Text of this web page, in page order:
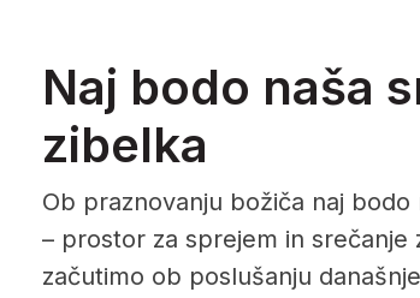
Naj bodo naša
zibelka
Ob praznovanju božiča naj
– prostor za sprejem in srečanje
začutimo ob poslušanju